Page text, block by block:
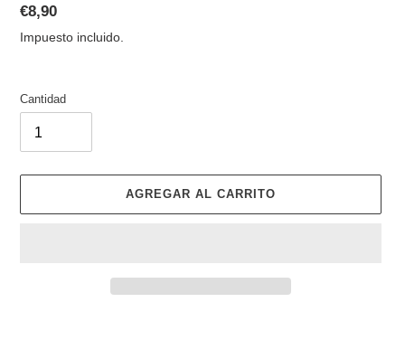
Precio
habitual
€8,90
Impuesto incluido.
Cantidad
AGREGAR AL CARRITO